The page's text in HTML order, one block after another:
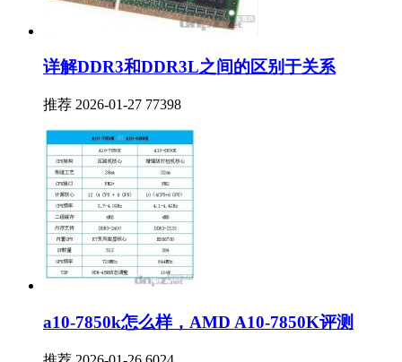
详解DDR3和DDR3L之间的区别于关系
推荐 2026-01-27 77398
a10-7850k怎么样，AMD A10-7850K评测